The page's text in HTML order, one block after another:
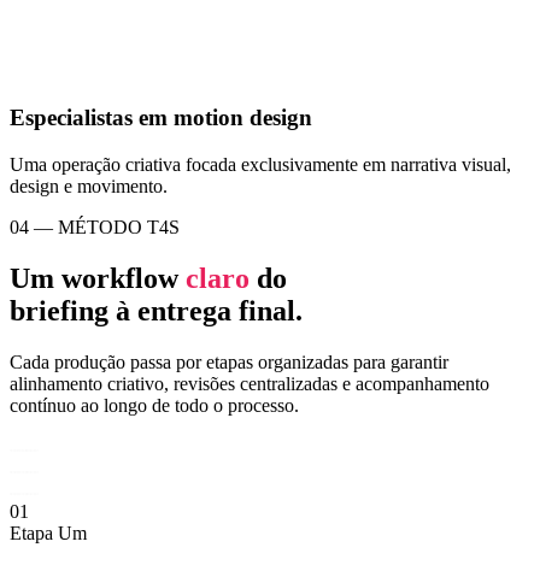
Especialistas em motion design
Uma operação criativa focada exclusivamente em narrativa visual,
design e movimento.
04 — MÉTODO T4S
Um workflow claro do
briefing à entrega final.
Cada produção passa por etapas organizadas para garantir
alinhamento criativo, revisões centralizadas e acompanhamento
contínuo ao longo de todo o processo.
01
Etapa Um